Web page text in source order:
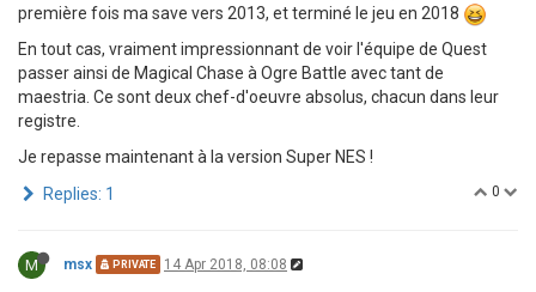
première fois ma save vers 2013, et terminé le jeu en 2018
En tout cas, vraiment impressionnant de voir l'équipe de Quest
passer ainsi de Magical Chase à Ogre Battle avec tant de
maestria. Ce sont deux chef-d'oeuvre absolus, chacun dans leur
registre.
Je repasse maintenant à la version Super NES !
0
Replies: 1
M msx PRIVATE 14 Apr 2018, 08:08